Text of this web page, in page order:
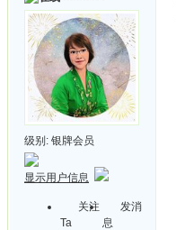
级别: 银牌会员
显示用户信息
关注
Ta
发消
息